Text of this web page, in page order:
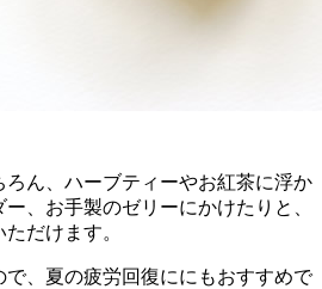
ん、ハーブティーやお紅茶に浮か
、お手製のゼリーにかけたりと、
だけます。
で、夏の疲労回復ににもおすすめで